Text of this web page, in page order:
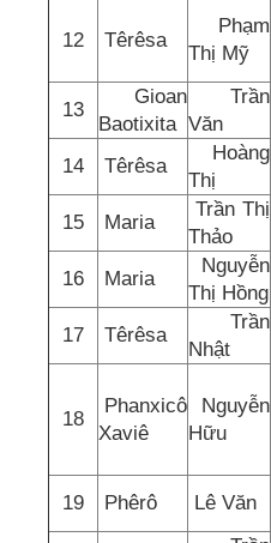
12 Têrêsa
Phạm
Thị Mỹ
13
Gioan
Baotixita
Trần
Văn
14
Têrêsa
Hoàng
Thị
15 Maria
Trần Thị
Thảo
16 Maria
Nguyễn
Thị Hồng
17 Têrêsa
Trần
Nhật
18
Phanxicô
Xaviê
Nguyễn
Hữu
19 Phêrô Lê Văn